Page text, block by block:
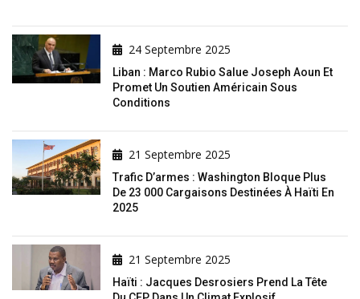
24 Septembre 2025
Liban : Marco Rubio Salue Joseph Aoun Et
Promet Un Soutien Américain Sous
Conditions
21 Septembre 2025
Trafic D’armes : Washington Bloque Plus
De 23 000 Cargaisons Destinées À Haïti En
2025
21 Septembre 2025
Haïti : Jacques Desrosiers Prend La Tête